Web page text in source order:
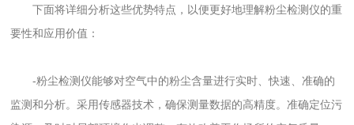
下面将详细分析这些优势特点，以便更好地理解粉尘检测仪的重
要性和应用价值：
-粉尘检测仪能够对空气中的粉尘含量进行实时、快速、准确的
监测和分析。采用传感器技术，确保测量数据的高精度。准确定位污